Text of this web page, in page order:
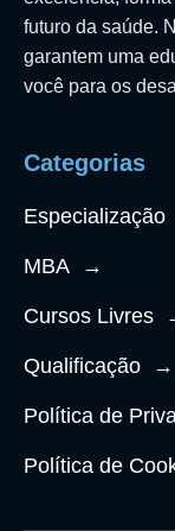
futuro da saúde.
garantem uma
você para os
Categorias
Especialização
MBA →
Cursos Livres
Qualificação →
Política de
Política de